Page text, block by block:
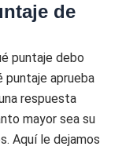
de
puntaje debo
puntaje aprueba
respuesta
mayor sea su
Aquí le dejamos